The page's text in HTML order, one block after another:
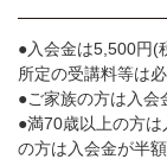
●入会金は5,500円(
所定の受講料等は
●ご家族の方は入会
●満70歳以上の方
の方は入会金が半